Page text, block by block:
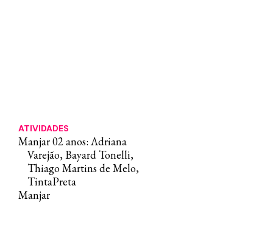
ATIVIDADES
Manjar 02 anos: Adriana
Varejão, Bayard Tonelli,
Thiago Martins de Melo,
TintaPreta
Manjar